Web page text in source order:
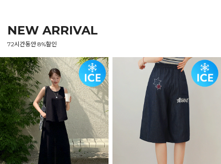
NEW ARRIVAL
72시간동안 8%할인